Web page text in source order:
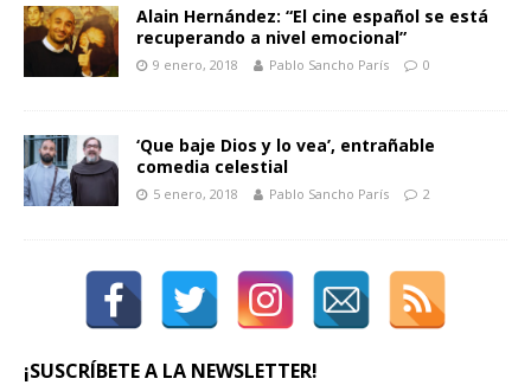
Alain Hernández: “El cine español se está
recuperando a nivel emocional”
9 enero, 2018 Pablo Sancho París 0
‘Que baje Dios y lo vea’, entrañable
comedia celestial
5 enero, 2018 Pablo Sancho París 2
¡SUSCRÍBETE A LA NEWSLETTER!